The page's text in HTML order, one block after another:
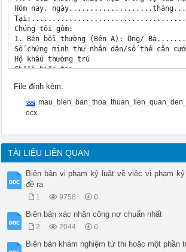
File đính kèm:
ocx
TÀI LIỆU LIÊN QUAN
Biên bản vi phạm kỷ luật về việc vi phạm
đề ra
1 9758 0
Biên bản xác nhận công nợ chuẩn nhất
2 2044 0
Biên bản khám nghiệm tử thi hoặc một phần